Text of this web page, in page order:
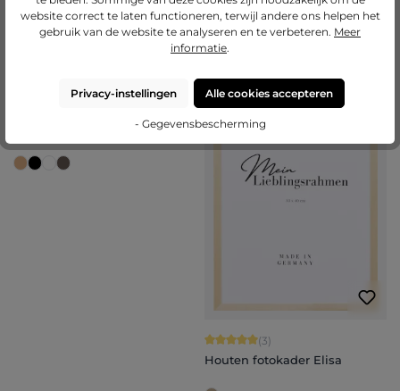
€ 16,65
Nu configureren
€ 16,05
Nu configureren
BESTSELLERS
Gemiddelde score van 5 op 5 sterren
Houten fotokader Thea
Gemiddelde score van 5 op 5 sterren
(3)
Houten fotokader Elisa
website correct te laten functioneren, terwijl andere ons helpen het
gebruik van de website te analyseren en te verbeteren. Meer
informatie.
Privacy-instellingen Alle cookies accepteren
- Gegevensbescherming